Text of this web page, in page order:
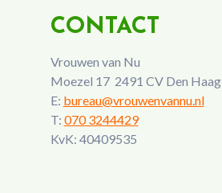
CONTACT
Vrouwen van Nu
Moezel 17 2491 CV Den Haag
E: bureau@vrouwenvannu.nl
T: 070 3244429
KvK: 40409535